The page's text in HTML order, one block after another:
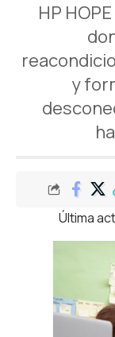
HP
y
Última